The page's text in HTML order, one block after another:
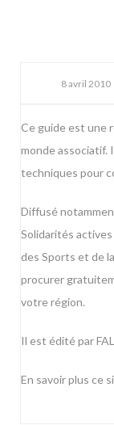
8 avril 2010
Ce guide est une
monde associatif.
techniques pour
Diffusé
Solidarités
des Sports et de
procurer
votre région.
Il est édité par
En savoir plus ce